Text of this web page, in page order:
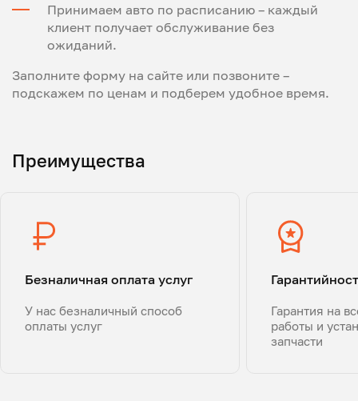
Принимаем авто по расписанию – каждый
клиент получает обслуживание без
ожиданий.
Заполните форму на сайте или позвоните –
подскажем по ценам и подберем удобное время.
Преимущества
Безналичная оплата услуг
У нас безналичный способ
оплаты услуг
Гарантия на
работы и
запчасти